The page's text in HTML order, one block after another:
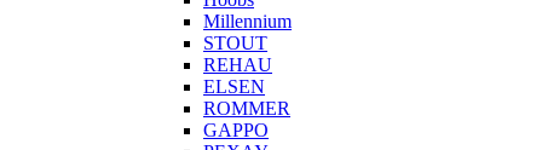
Millennium
STOUT
REHAU
ELSEN
ROMMER
GAPPO